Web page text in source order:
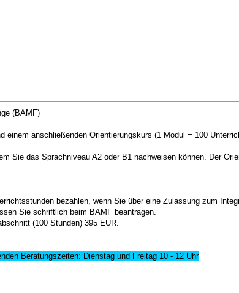
(BAMF)
anschließenden Orientierungskurs (1 Modul = 100
Sie das Sprachniveau A2 oder B1 nachweisen können. Der
bezahlen, wenn Sie über eine Zulassung zum
Sie schriftlich beim BAMF beantragen.
(100 Stunden) 395 EUR.
Beratungszeiten: Dienstag und Freitag 10 - 12 Uhr